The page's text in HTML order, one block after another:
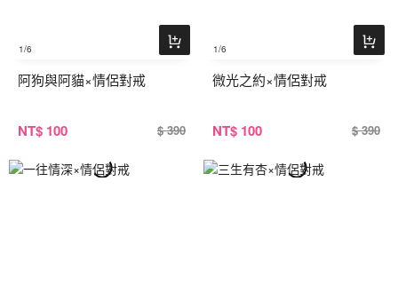
1/6
阿狗與阿貓×情侶對戒
NT$ 100 $ 390
1/6
微光之約×情侶對戒
NT$ 100 $ 390